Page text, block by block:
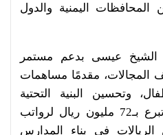
المحافظات اليمنية والدول
الشيخ عيسى بدعم مستمر
مقدمًا مساهمات
وتحسين البنية التحتية
والخدمات الصحية. حيث تبرع بـ72 مليون ريال لرواتب
الريالات في بناء المدارس